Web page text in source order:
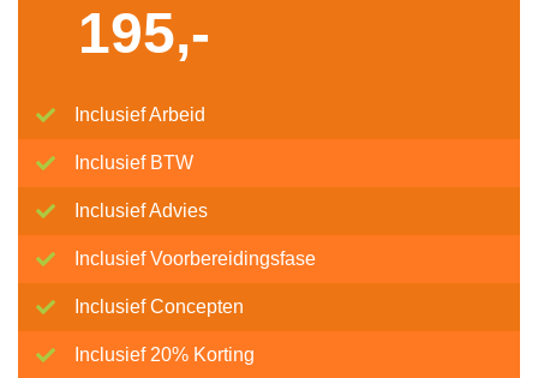
195,-
Inclusief Arbeid
Inclusief BTW
Inclusief Advies
Inclusief Voorbereidingsfase
Inclusief Concepten
Inclusief 20% Korting